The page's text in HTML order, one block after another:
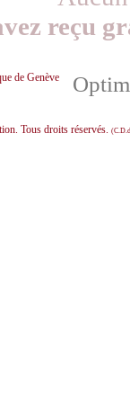
reçu
de Genève
Tous droits réservés.